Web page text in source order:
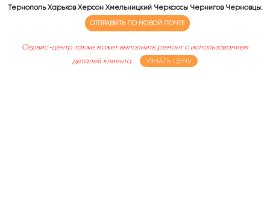
Тернополь Харьков Херсон Хмельницкий Черкассы Чернигов Черновцы.
ОТПРАВИТЬ ПО НОВОЙ ПОЧТЕ
Сервис-центр также может выполнить ремонт с использованием
деталей клиента
УЗНАТЬ ЦЕНУ